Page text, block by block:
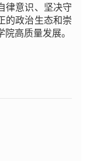
律意识、坚决守
的政治生态和崇
高质量发展。